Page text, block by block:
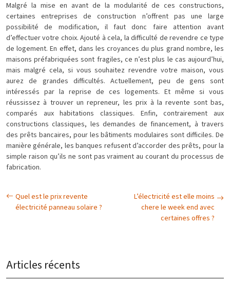
Malgré la mise en avant de la modularité de ces constructions,
certaines entreprises de construction n’offrent pas une large
possibilité de modification, il faut donc faire attention avant
d’effectuer votre choix. Ajouté à cela, la difficulté de revendre ce type
de logement. En effet, dans les croyances du plus grand nombre, les
maisons préfabriquées sont fragiles, ce n’est plus le cas aujourd’hui,
mais malgré cela, si vous souhaitez revendre votre maison, vous
aurez de grandes difficultés. Actuellement, peu de gens sont
intéressés par la reprise de ces logements. Et même si vous
réussissez à trouver un repreneur, les prix à la revente sont bas,
comparés aux habitations classiques. Enfin, contrairement aux
constructions classiques, les demandes de financement, à travers
des prêts bancaires, pour les bâtiments modulaires sont difficiles. De
manière générale, les banques refusent d’accorder des prêts, pour la
simple raison qu’ils ne sont pas vraiment au courant du processus de
fabrication.
Quel est le prix revente
électricité panneau solaire ?
L’électricité est elle moins
chere le week end avec
certaines offres ?
Articles récents